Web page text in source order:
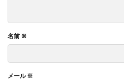
名前 ※
メール※